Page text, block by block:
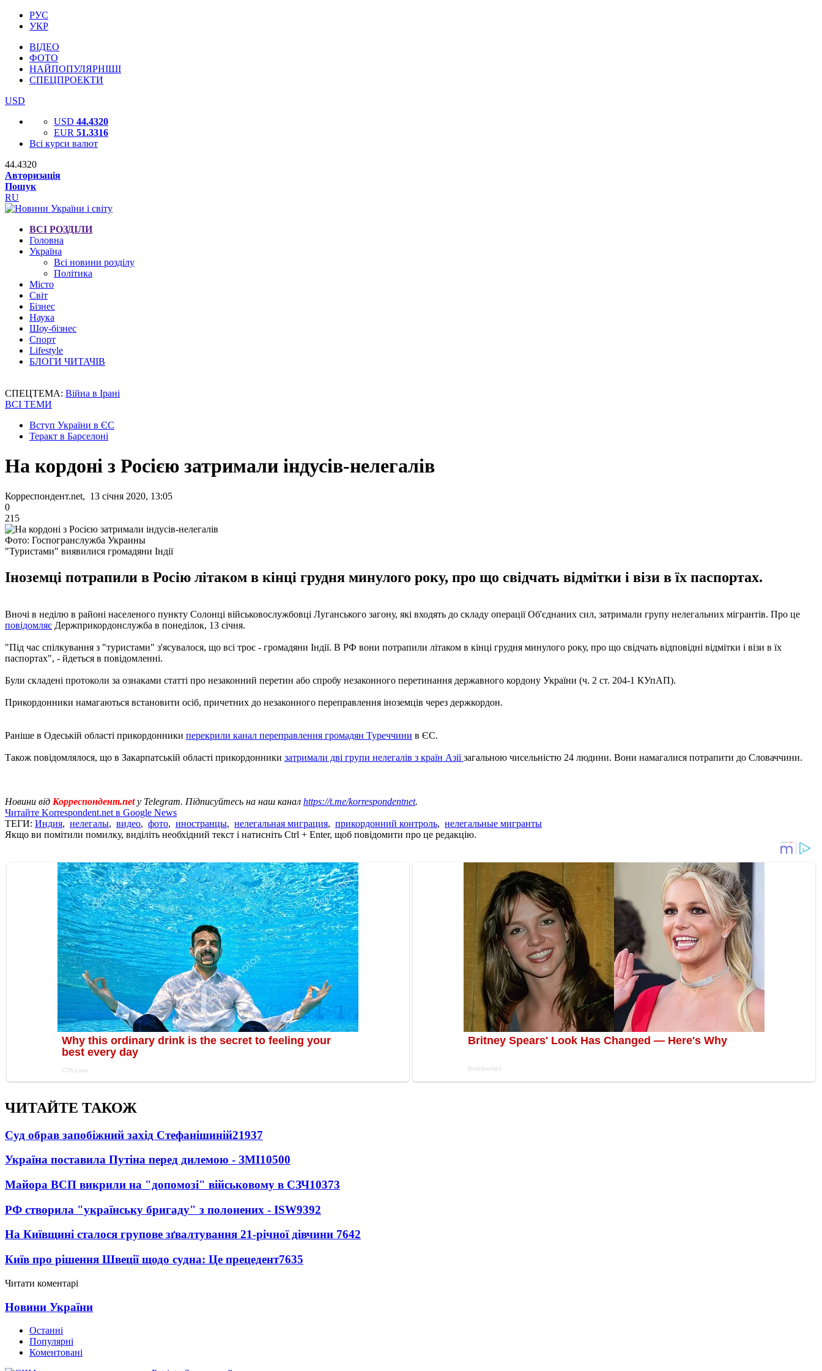
РУС
УКР
ВІДЕО
ФОТО
НАЙПОПУЛЯРНІШІ
СПЕЦПРОЕКТИ
USD
USD 44.4320
EUR 51.3316
Всі курси валют
44.4320
Авторизація
Пошук
RU
ВСІ РОЗДІЛИ
Головна
Україна
Всі новини розділу
Політика
Місто
Світ
Бізнес
Наука
Шоу-бізнес
Спорт
Lifestyle
БЛОГИ ЧИТАЧІВ
СПЕЦТЕМА: Війна в Ірані
ВСІ ТЕМИ
Вступ України в ЄС
Теракт в Барселоні
На кордоні з Росією затримали індусів-нелегалів
Корреспондент.net, 13 січня 2020, 13:05
0
215
Фото: Госпогранслужба Украины
"Туристами" виявилися громадяни Індії
Іноземці потрапили в Росію літаком в кінці грудня минулого року, про що свідчать відмітки і візи в їх паспортах.
Вночі в неділю в районі населеного пункту Солонці військовослужбовці Луганського загону, які входять до складу операції Об'єднаних сил, затримали групу нелегальних мігрантів. Про це
повідомляє Держприкордонслужба в понеділок, 13 січня.
"Під час спілкування з "туристами" з'ясувалося, що всі троє - громадяни Індії. В РФ вони потрапили літаком в кінці грудня минулого року, про що свідчать відповідні відмітки і візи в їх
паспортах", - йдеться в повідомленні.
Були складені протоколи за ознаками статті про незаконний перетин або спробу незаконного перетинання державного кордону України (ч. 2 ст. 204-1 КУпАП).
Прикордонники намагаються встановити осіб, причетних до незаконного переправлення іноземців через держкордон.
Раніше в Одеській області прикордонники перекрили канал переправлення громадян Туреччини в ЄС.
Також повідомлялося, що в Закарпатській області прикордонники затримали дві групи нелегалів з країн Азіїзагальною чисельністю 24 людини. Вони намагалися потрапити до Словаччини.
Новини від Корреспондент.net у Telegram. Підписуйтесь на наш канал https://t.me/korrespondentnet.
Читайте Korrespondent.net в Google News
ТЕГИ: Индия, нелегалы, видео, фото, иностранцы, нелегальная миграция, прикордонний контроль, нелегальные мигранты
Якщо ви помітили помилку, виділіть необхідний текст і натисніть Ctrl + Enter, щоб повідомити про це редакцію.
ЧИТАЙТЕ ТАКОЖ
Суд обрав запобіжний захід Стефанішиній21937
Україна поставила Путіна перед дилемою - ЗМІ10500
Майора ВСП викрили на "допомозі" військовому в СЗЧ10373
РФ створила "українську бригаду" з полонених - ISW9392
На Київщині сталося групове зґвалтування 21-річної дівчини 7642
Київ про рішення Швеції щодо судна: Це прецедент7635
Читати коментарі
Новини України
Останні
Популярні
Коментовані